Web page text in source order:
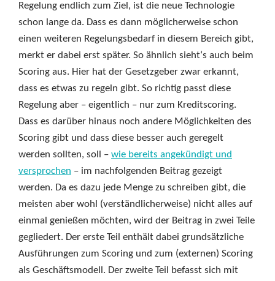
Regelung endlich zum Ziel, ist die neue Technologie
schon lange da. Dass es dann möglicherweise schon
einen weiteren Regelungsbedarf in diesem Bereich gibt,
merkt er dabei erst später. So ähnlich sieht‘s auch beim
Scoring aus. Hier hat der Gesetzgeber zwar erkannt,
dass es etwas zu regeln gibt. So richtig passt diese
Regelung aber – eigentlich – nur zum Kreditscoring.
Dass es darüber hinaus noch andere Möglichkeiten des
Scoring gibt und dass diese besser auch geregelt
werden sollten, soll – wie bereits angekündigt und
versprochen – im nachfolgenden Beitrag gezeigt
werden. Da es dazu jede Menge zu schreiben gibt, die
meisten aber wohl (verständlicherweise) nicht alles auf
einmal genießen möchten, wird der Beitrag in zwei Teile
gegliedert. Der erste Teil enthält dabei grundsätzliche
Ausführungen zum Scoring und zum (externen) Scoring
als Geschäftsmodell. Der zweite Teil befasst sich mit